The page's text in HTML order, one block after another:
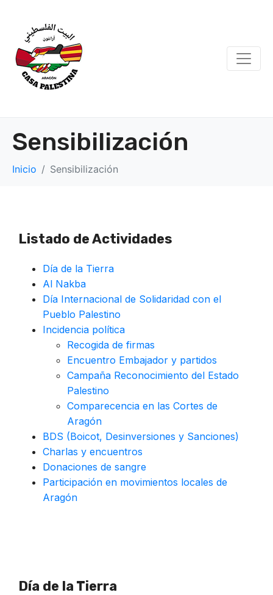
Sensibilización
Inicio Sensibilización
Listado de Actividades
Día de la Tierra
Al Nakba
Día Internacional de Solidaridad con el
Pueblo Palestino
Incidencia política
Recogida de firmas
Encuentro Embajador y partidos
Campaña Reconocimiento del Estado
Palestino
Comparecencia en las Cortes de
Aragón
BDS (Boicot, Desinversiones y Sanciones)
Charlas y encuentros
Donaciones de sangre
Participación en movimientos locales de
Aragón
Día de la Tierra